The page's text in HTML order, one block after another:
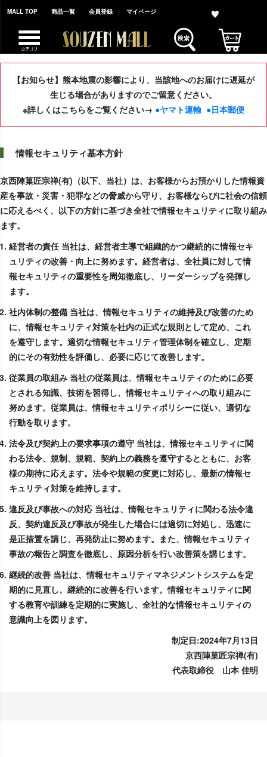
MALL TOP 商品一覧 会員登録 マイページ
【お知らせ】熊本地震の影響により、当該地へのお届けに遅延が
生じる場合がありますのでご留意ください。
※詳しくはこちらをご覧ください→ ●ヤマト運輸 ●日本郵便
情報セキュリティ基本方針
京西陣菓匠宗禅(有)（以下、当社）は、お客様からお預かりした情報資
産を事故・災害・犯罪などの脅威から守り、お客様ならびに社会の信頼
に応えるべく、以下の方針に基づき全社で情報セキュリティに取り組み
ます。
経営者の責任 当社は、経営者主導で組織的かつ継続的に情報セキ
ュリティの改善・向上に努めます。経営者は、全社員に対して情
報セキュリティの重要性を周知徹底し、リーダーシップを発揮し
ます。
社内体制の整備 当社は、情報セキュリティの維持及び改善のため
に、情報セキュリティ対策を社内の正式な規則として定め、これ
を遵守します。適切な情報セキュリティ管理体制を確立し、定期
的にその有効性を評価し、必要に応じて改善します。
従業員の取組み 当社の従業員は、情報セキュリティのために必要
とされる知識、技術を習得し、情報セキュリティへの取り組みに
努めます。従業員は、情報セキュリティポリシーに従い、適切な
行動を取ります。
法令及び契約上の要求事項の遵守 当社は、情報セキュリティに関
わる法令、規制、規範、契約上の義務を遵守するとともに、お客
様の期待に応えます。法令や規範の変更に対応し、最新の情報セ
キュリティ対策を維持します。
違反及び事故への対応 当社は、情報セキュリティに関わる法令違
反、契約違反及び事故が発生した場合には適切に対処し、迅速に
是正措置を講じ、再発防止に努めます。また、情報セキュリティ
事故の報告と調査を徹底し、原因分析を行い改善策を講じます。
継続的改善 当社は、情報セキュリティマネジメントシステムを定
期的に見直し、継続的に改善を行います。情報セキュリティに関
する教育や訓練を定期的に実施し、全社的な情報セキュリティの
意識向上を図ります。
制定日:2024年7月13日
京西陣菓匠宗禅(有)
代表取締役 山本 佳明